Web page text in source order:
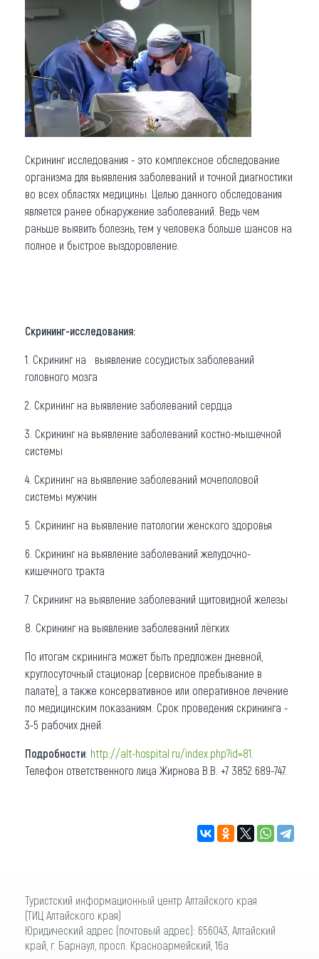
Что привезти (сувениры)
О регионе
Коллекция впечатлений
Другие рубрики
Скрининг исследования - это комплексное обследование
организма для выявления заболеваний и точной диагностики
во всех областях медицины. Целью данного обследования
является ранее обнаружение заболеваний. Ведь чем
раньше выявить болезнь, тем у человека больше шансов на
полное и быстрое выздоровление.
Скрининг-исследования:
1. Скрининг на выявление сосудистых заболеваний
головного мозга
2. Скрининг на выявление заболеваний сердца
3. Скрининг на выявление заболеваний костно-мышечной
системы
4. Скрининг на выявление заболеваний мочеполовой
системы мужчин
5. Скрининг на выявление патологии женского здоровья
6. Скрининг на выявление заболеваний желудочно-
кишечного тракта
7. Скрининг на выявление заболеваний щитовидной железы
8. Скрининг на выявление заболеваний лёгких
По итогам скрининга может быть предложен дневной,
круглосуточный стационар (сервисное пребывание в
палате), а также консервативное или оперативное лечение
по медицинским показаниям. Срок проведения скрининга -
3-5 рабочих дней.
Подробности: http://alt-hospital.ru/index.php?id=81
Телефон ответственного лица Жирнова В.В. +7 3852 689-747.
Туристский информационный центр Алтайского края
(ТИЦ Алтайского края)
Юридический адрес (почтовый адрес): 656043, Алтайский
край, г. Барнаул, просп. Красноармейский, 16а